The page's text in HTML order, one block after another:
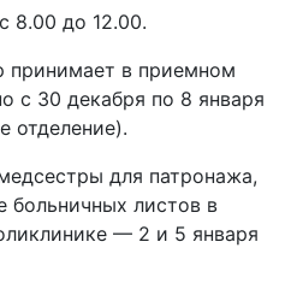
8.00 до 12.00.
принимает в приемном
с 30 декабря по 8 января
отделение).
для патронажа,
больничных листов в
— 2 и 5 января